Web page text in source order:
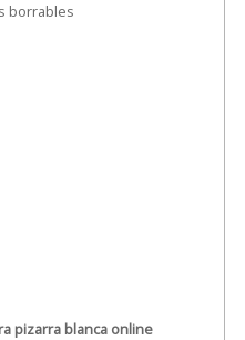
pizarra blanca online